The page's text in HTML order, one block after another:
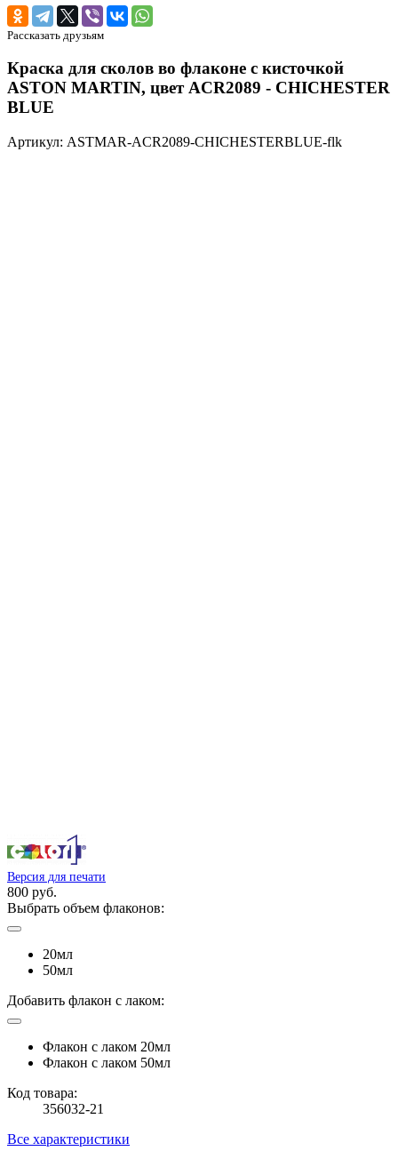
Рассказать друзьям
Краска для сколов во флаконе с кисточкой
ASTON MARTIN, цвет ACR2089 - CHICHESTER
BLUE
Артикул: ASTMAR-ACR2089-CHICHESTERBLUE-flk
Версия для печати
800 руб.
Выбрать объем флаконов:
20мл
50мл
Добавить флакон с лаком:
Флакон с лаком 20мл
Флакон с лаком 50мл
Код товара:
356032-21
Все характеристики